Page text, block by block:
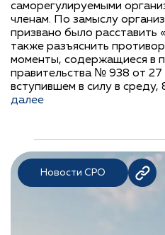
саморегулируемыми
членам. По замыслу
призвано было расставить
также разъяснить
моменты, содержащиеся в
правительства № 938 от
вступившем в силу в среду,
далее
Новости СРО